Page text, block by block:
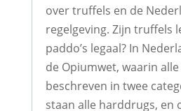
over truffels en de
regelgeving. Zijn truffels
paddo’s legaal? In
de Opiumwet, waarin
beschreven in twee
staan alle harddrugs, en